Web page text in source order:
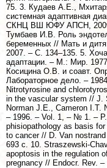
75. 3. Кудаев А.Е.,
системная адаптивная
СКНЦ ВШ ЮФУ АПСН,
Тумбаев И.В. Роль
беременных // Мать и
2007. – С. 134–135. 5.
адаптации. – М.: Мир.
Косицина О.В. и соавт.
Лабораторное дело. –
Nitrotyrosine and
in the vascular system // J.
Norman J.E., Cameron I.T.
– 1996. – Vol. 1, – № 1. –
phisiopathology as basis
to cancer // D. Van
693 с. 10. Straszewski-
apoptosis in the regulation
pregnancy // Endocr. Rev.